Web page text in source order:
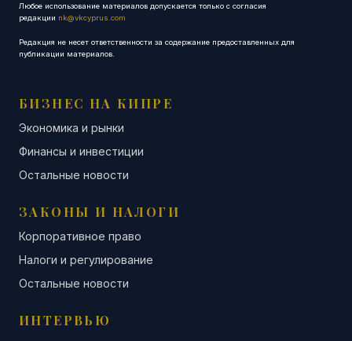
Любое использование материалов допускается только с согласия
редакции nk@vkcyprus.com
Редакция не несет ответственности за содержание предоставленных для
публикации материалов.
БИЗНЕС НА КИПРЕ
Экономика и рынки
Финансы и инвестиции
Остальные новости
ЗАКОНЫ И НАЛОГИ
Корпоративное право
Налоги и регулирование
Остальные новости
ИНТЕРВЬЮ